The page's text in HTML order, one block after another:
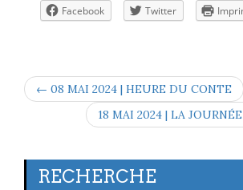
Facebook Twitter
← 08 MAI 2024 | HEURE DU CONTE
18 MAI 2024 | LA
RECHERCHE